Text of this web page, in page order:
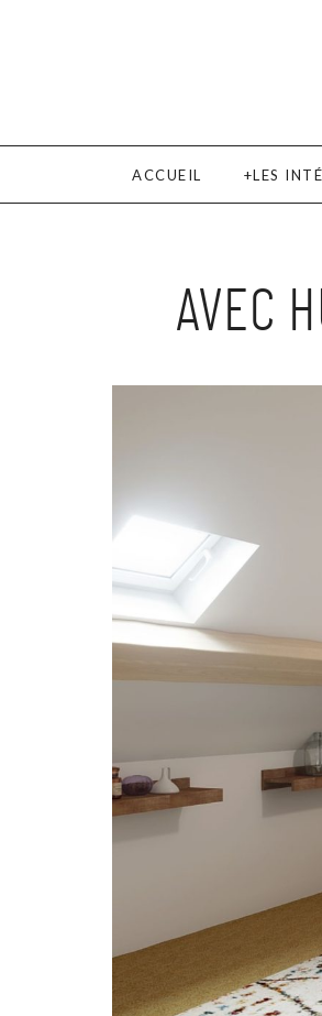
ACCUEIL LES
AVEC